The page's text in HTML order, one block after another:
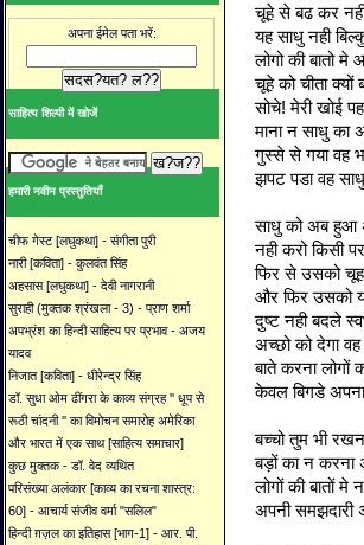
अपना ईमेल पता भरें:
साहित्य शिल्पी में खोजें
हमारी नवीन प्रस्तुतियाँ
चीफ गेस्ट [लघुकथा] - संगीता पुरी
नारी [कविता] - कुलवंत सिंह
अहसास [लघुकथा] - देवी नागरानी
सुराही (मुक्तक श्रंखला - 3) - प्राण शर्मा
अपभ्रंश का हिन्दी साहित्य पर प्रभाव - अजय
यादव
निजात [कविता] - धीरेन्द्र सिंह
डॉ. सुधा ओम ढींगरा के काव्य संग्रह '' धूप से
रूठी चांदनी '' का विमोचन समारोह अमेरिका
और भारत में एक साथ [साहित्य समाचार]
कुछ मुक्तक - डॉ. वेद व्यथित
परिसंख्या अलंकार [काव्य का रचना शास्त्र:
60] - आचार्य संजीव वर्मा "सलिल"
हिन्दी ग़ज़ल का इतिहास [भाग-1] - आर. पी.
चूहे से बढ कर
यह साधु नही
लोगो की बातो मे
चूहे को चीता क्यों
सोचे! मेरी खोई
माना न साधु का
गुस्से से गया वह
झपट पडा वह
साधु को अब हुआ
नही करो किसी
फिर से उसको
और फिर उसको
दुष्ट नही बदले
अच्छो को देगा वह
बाते करना लोगों
केवल बिगडे
बच्चो तुम भी
बड़ों का न करना
लोगों की बातों मे
अपनी समझदारी